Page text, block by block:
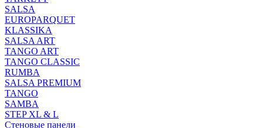
SALSA
EUROPARQUET
KLASSIKA
SALSA ART
TANGO ART
TANGO CLASSIC
RUMBA
SALSA PREMIUM
TANGO
SAMBA
STEP XL & L
Стеновые панели